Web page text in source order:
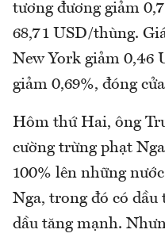
tương đương giảm
68,71 USD/thùng.
New York giảm 0,46
giảm 0,69%, đóng
Hôm thứ Hai, ông
cường trừng phạt
100% lên những
Nga, trong đó có dầu
dầu tăng mạnh.